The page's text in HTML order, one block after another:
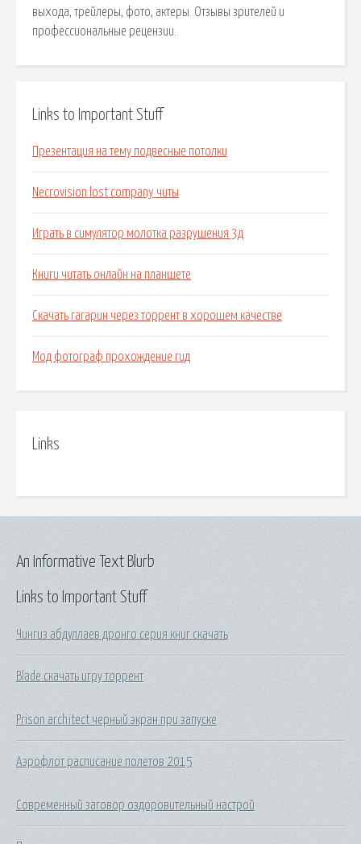
выхода, трейлеры, фото, актеры. Отзывы зрителей и
профессиональные рецензии.
Links to Important Stuff
Презентация на тему подвесные потолки
Necrovision lost company читы
Играть в симулятор молотка разрушения 3д
Книги читать онлайн на планшете
Скачать гагарин через торрент в хорошем качестве
Мод фотограф прохождение гид
Links
Links to Important Stuff
Чингиз абдуллаев дронго серия книг скачать
Blade скачать игру торрент
Prison architect черный экран при запуске
Аэрофлот расписание полетов 2015
Современный заговор оздоровительный настрой
An Informative Text Blurb